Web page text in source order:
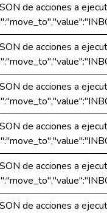
de acciones a
de acciones a
de acciones a
de acciones a
de acciones a
de acciones a